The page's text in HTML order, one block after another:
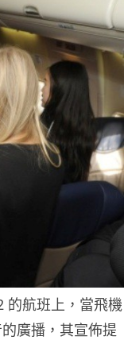
的航班上，當飛機
廣播，其宣佈提